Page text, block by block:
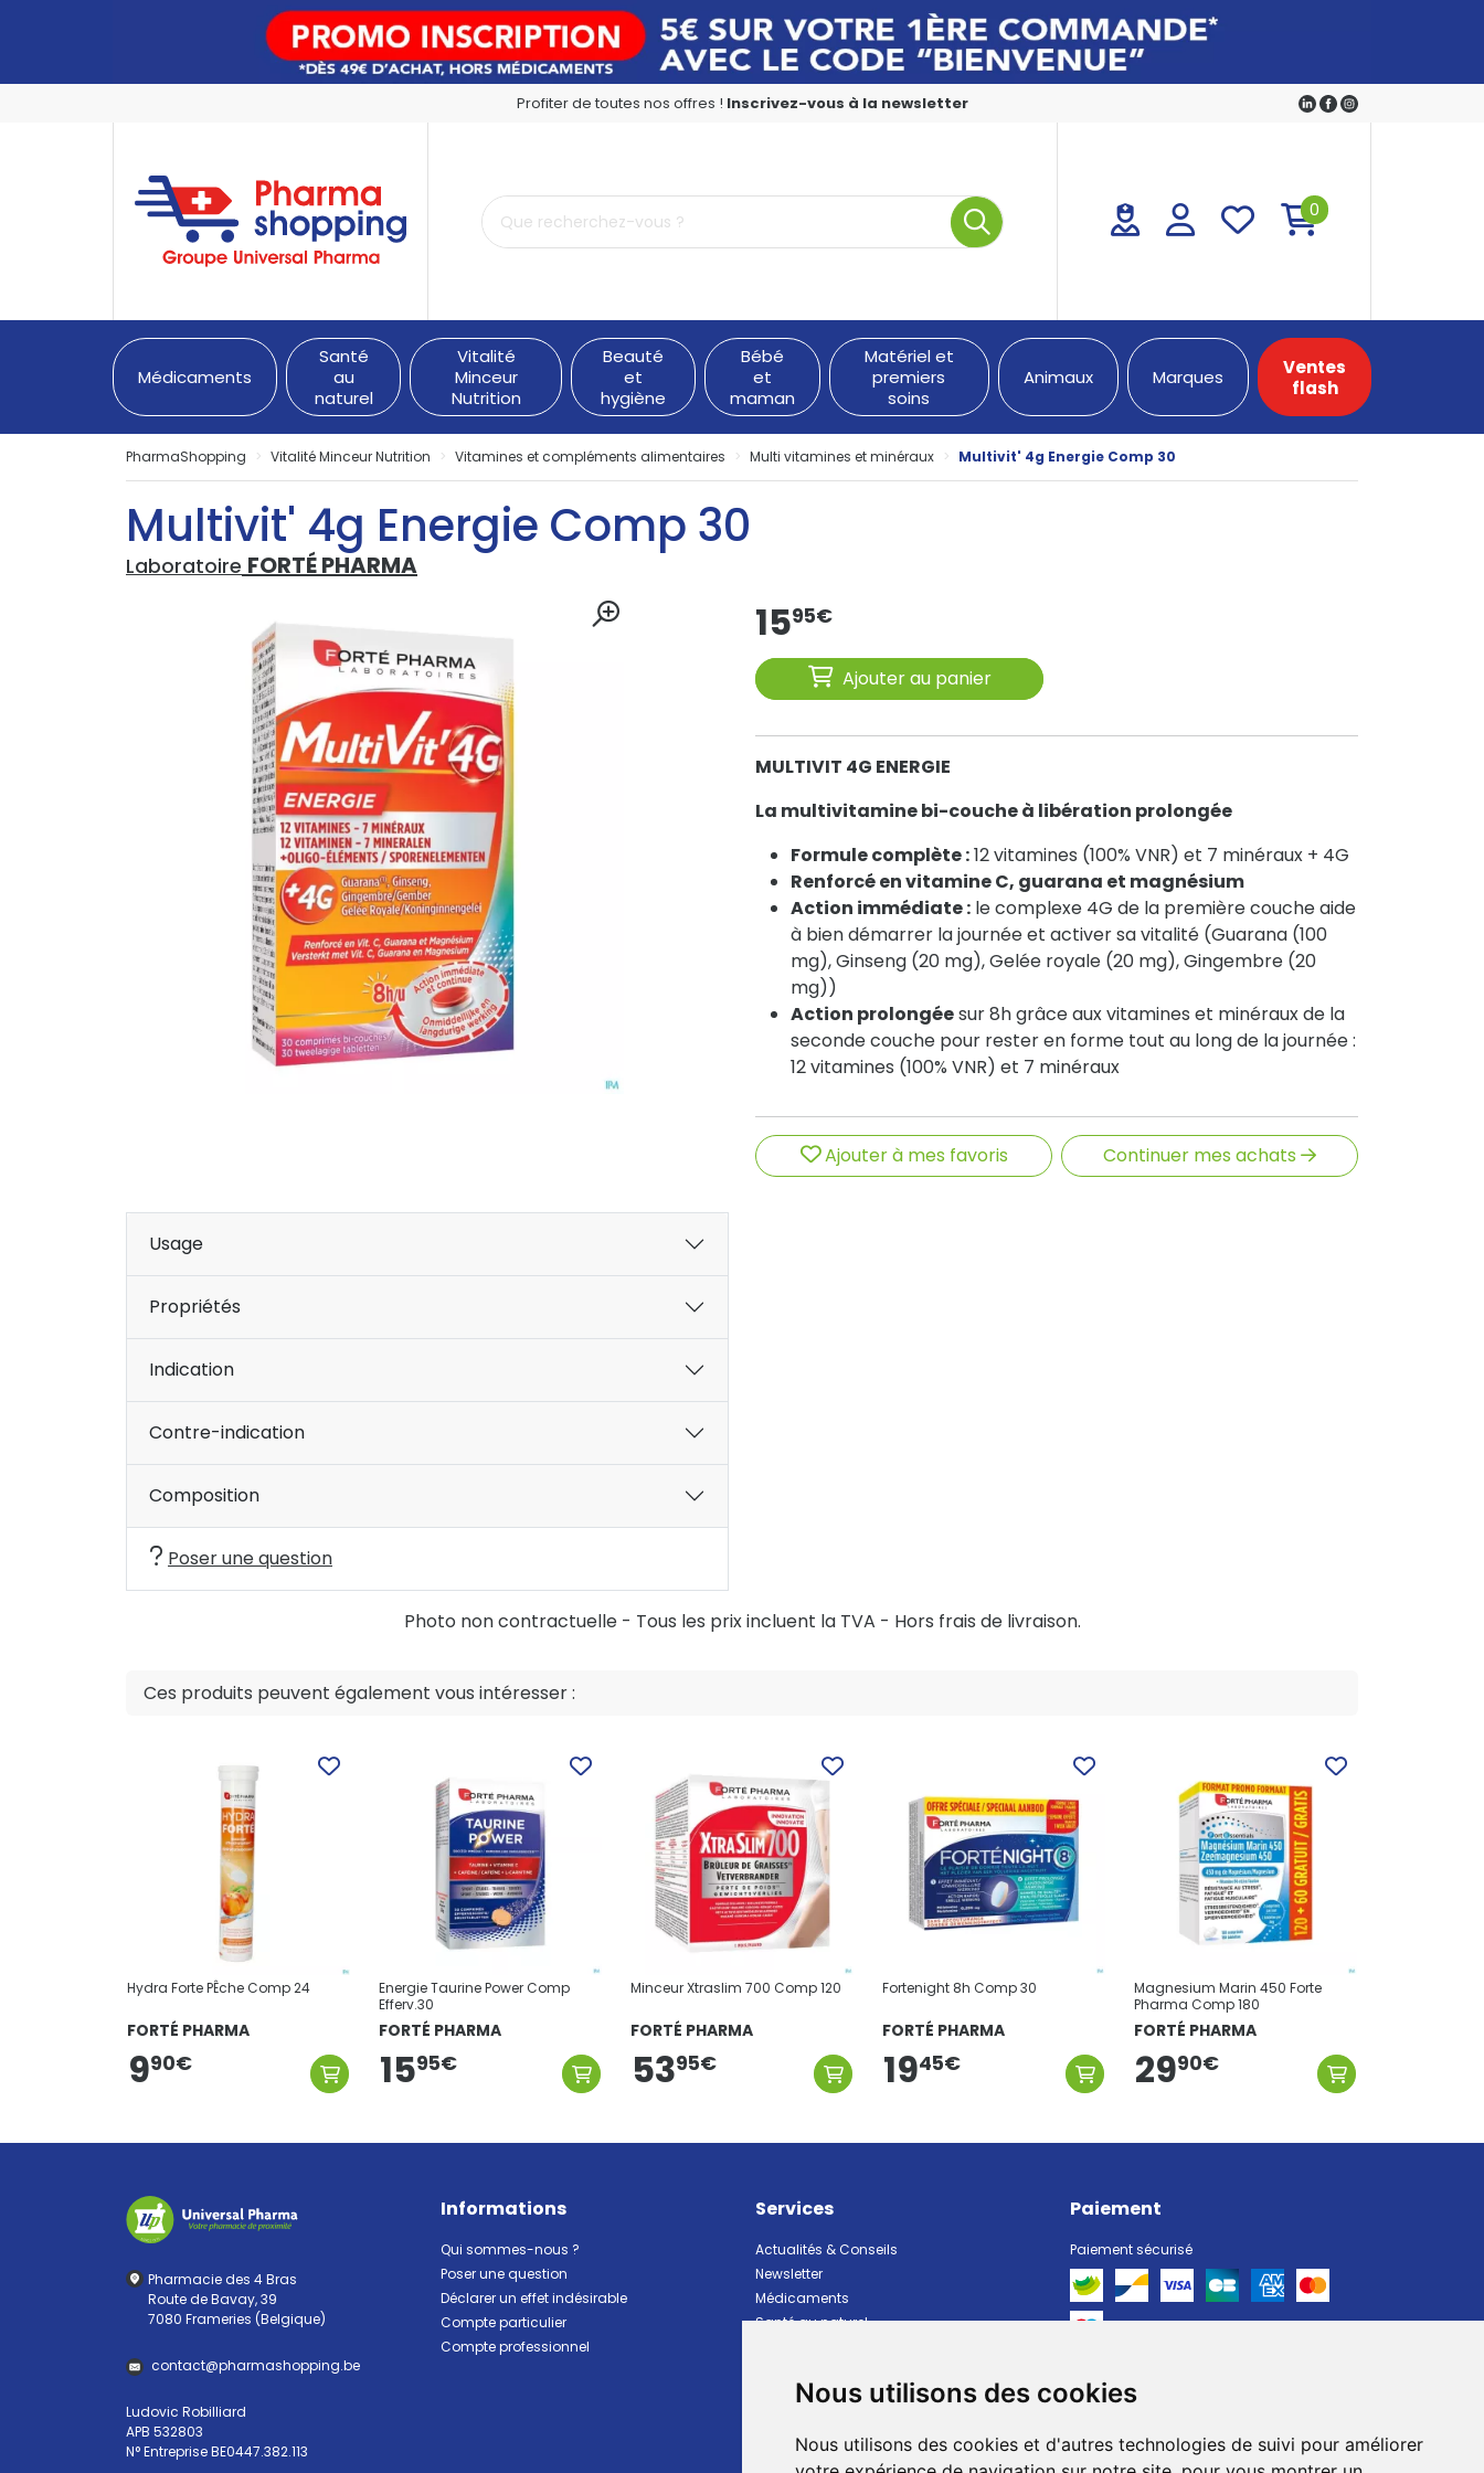
Nous utilisons des cookies
Nous utilisons des cookies et d'autres technologies de suivi pour améliorer
Profiter de toutes nos offres ! Inscrivez-vous à la newsletter
PharmaShopping Votre pharmacie en ligne à votre service
0
Médicaments
Santé
au
naturel
Vitalité
Minceur
Nutrition
Beauté
et
hygiène
Bébé
et
maman
Matériel et
premiers
soins
Animaux Marques
Ventes
flash
PharmaShopping Vitalité Minceur Nutrition Vitamines et compléments alimentaires Multi vitamines et minéraux Multivit' 4g Energie Comp 30
Multivit' 4g Energie Comp 30
Laboratoire FORTÉ PHARMA
1595€
Ajouter au panier
MULTIVIT 4G ENERGIE
La multivitamine bi-couche à libération prolongée
Formule complète :12 vitamines (100% VNR) et 7 minéraux + 4G
Renforcé en vitamine C, guarana et magnésium
Action immédiate : le complexe 4G de la première couche aide
à bien démarrer la journée et activer sa vitalité (Guarana (100
mg), Ginseng (20 mg), Gelée royale (20 mg), Gingembre (20
mg))
Action prolongéesur 8h grâce aux vitamines et minéraux de la
seconde couche pour rester en forme tout au long de la journée :
12 vitamines (100% VNR) et 7 minéraux
Ajouter à mes favoris Continuer mes achats
Usage
Propriétés
Indication
Contre-indication
Composition
Poser une question
Photo non contractuelle - Tous les prix incluent la TVA - Hors frais de livraison.
Ces produits peuvent également vous intéresser :
Hydra Forte PÊche Comp 24
FORTÉ PHARMA
990€
Energie Taurine Power Comp
Efferv.30
FORTÉ PHARMA
1595€
Minceur Xtraslim 700 Comp 120
FORTÉ PHARMA
5395€
Fortenight 8h Comp 30
FORTÉ PHARMA
1945€
Magnesium Marin 450 Forte
Pharma Comp 180
FORTÉ PHARMA
2990€
Pharmacie des 4 Bras
Route de Bavay, 39
7080 Frameries (Belgique)
contact@pharmashopping.be
Ludovic Robilliard
APB 532803
N° Entreprise BE0447.382.113
Informations
Qui sommes-nous ?
Poser une question
Déclarer un effet indésirable
Compte particulier
Compte professionnel
Services
Actualités & Conseils
Newsletter
Médicaments
Santé au naturel
Bébé et maman
Animaux
Marques
Paiement
Paiement sécurisé
Livraison
Livraison dans un Point Relais